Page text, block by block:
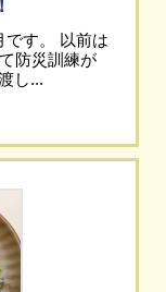
です。 以前は
防災訓練が
し...